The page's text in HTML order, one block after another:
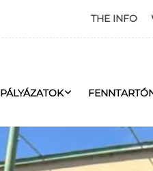
THE INFO
PÁLYÁZATOK